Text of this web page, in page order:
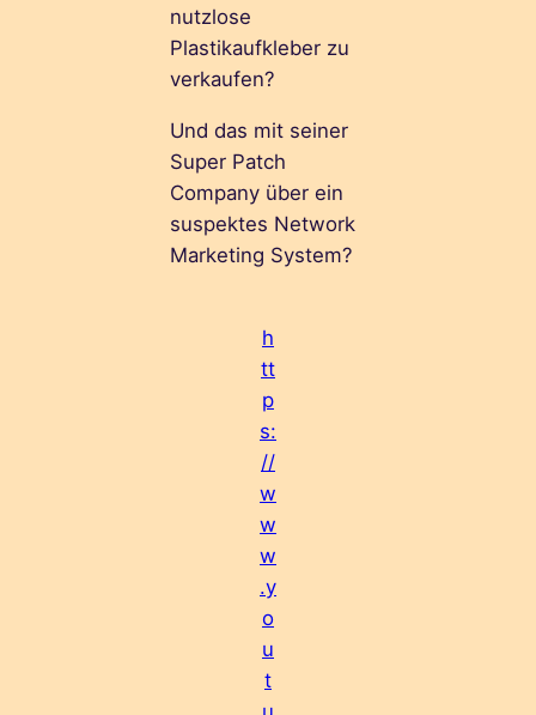
nutzlose
Plastikaufkleber zu
verkaufen?
Und das mit seiner
Super Patch
Company über ein
suspektes Network
Marketing System?
h
tt
p
s:
//
w
w
w
.y
o
u
t